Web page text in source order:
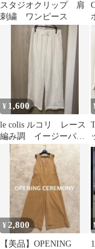
スタジオクリップ 肩
刺繍 ワンピース
¥ 1,600
le colis ルコリ レース
編み調 イージーパン
ツ 裏地付き
¥ 2,800
【美品】OPENING